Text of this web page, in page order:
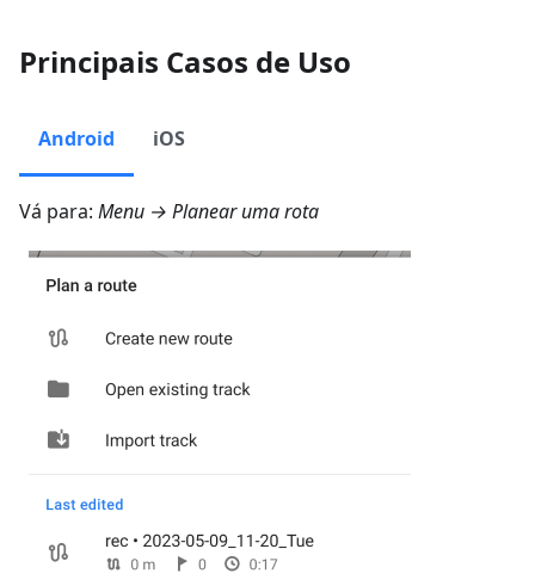
Principais Casos de Uso
Android iOS
Vá para: Menu → Planear uma rota